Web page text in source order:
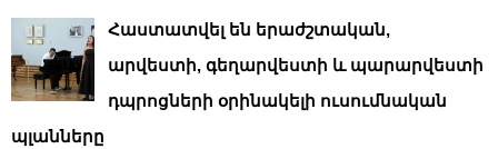
Հաստատվել են երաժշտական,
արվեստի, գեղարվեստի և պարարվեստի
դպրոցների օրինակելի ուսումնական
պլանները